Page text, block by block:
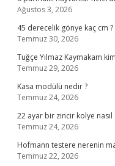
Ağustos 3, 2026
45 derecelik gönye kaç cm ?
Temmuz 30, 2026
Tuğçe Yılmaz Kaymakam
Temmuz 29, 2026
Kasa modülü nedir ?
Temmuz 24, 2026
22 ayar bir zincir kolye nasıl
Temmuz 24, 2026
Hofmann testere nerenin
Temmuz 22, 2026